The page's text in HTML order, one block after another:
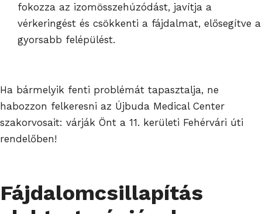
fokozza az izomösszehúzódást, javítja a
vérkeringést és csökkenti a fájdalmat, elősegítve a
gyorsabb felépülést.
Ha bármelyik fenti problémát tapasztalja, ne
habozzon felkeresni az Újbuda Medical Center
szakorvosait: várják Önt a 11. kerületi Fehérvári úti
rendelőben!
Fájdalomcsillapítás